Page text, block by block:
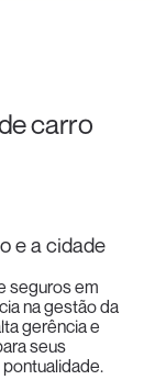
carro
e a cidade
seguros em
na gestão da
gerência e
seus